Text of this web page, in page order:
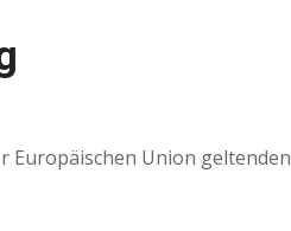
Europäischen Union geltenden